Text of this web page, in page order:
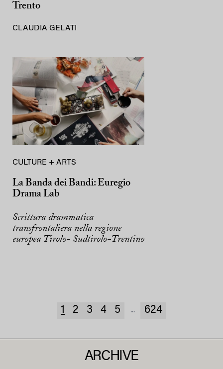
Trento
CLAUDIA GELATI
CULTURE + ARTS
La Banda dei Bandi: Euregio
Drama Lab
Scrittura drammatica
transfrontaliera nella regione
europea Tirolo- Sudtirolo-Trentino
1 2 3 4 5 ... 624
ARCHIVE